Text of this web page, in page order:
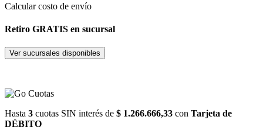
Calcular costo de envío
Retiro GRATIS en sucursal
Ver sucursales disponibles
Hasta 3 cuotas SIN interés de $ 1.266.666,33 con Tarjeta de
DÉBITO